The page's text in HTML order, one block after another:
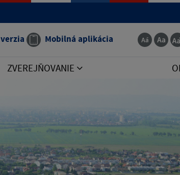
Mobilná aplikácia
ZVEREJŇOVANIE